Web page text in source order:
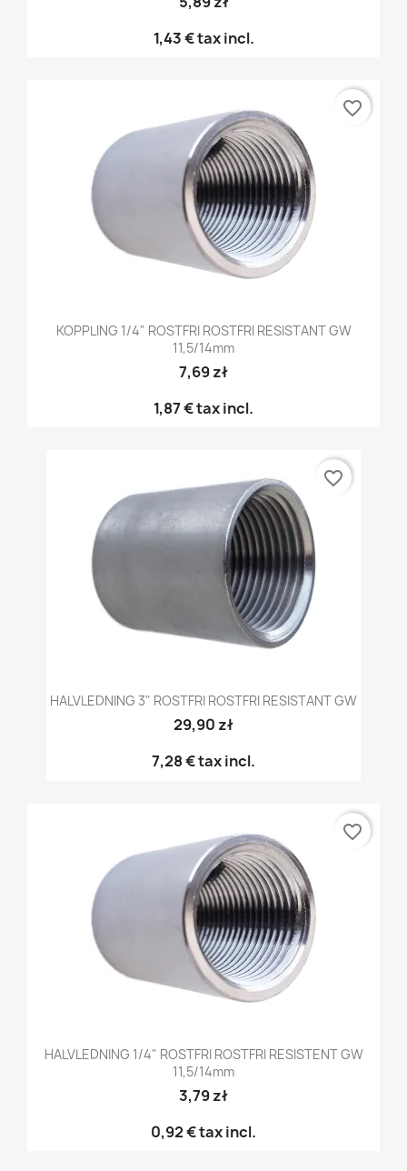
1,43 €tax incl.
KOPPLING 1/4" ROSTFRI ROSTFRI RESISTANT GW
11,5/14mm
7,69 zł
1,87 €tax incl.
favorite_border
HALVLEDNING 3" ROSTFRI ROSTFRI RESISTANT GW
29,90 zł
7,28 €tax incl.
favorite_border
HALVLEDNING 1/4" ROSTFRI ROSTFRI RESISTENT GW
11,5/14mm
3,79 zł
0,92 €tax incl.
favorite_border